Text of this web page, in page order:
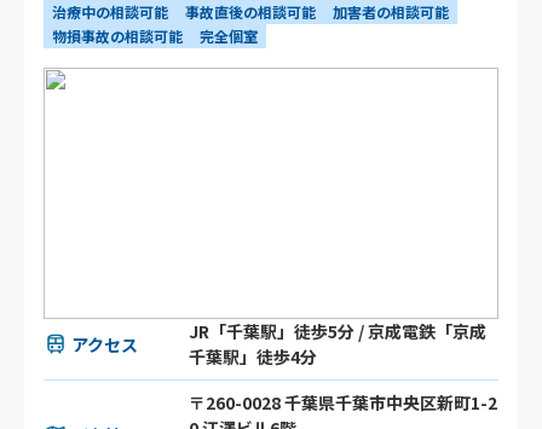
治療中の相談可能
事故直後の相談可能
加害者の相談可能
物損事故の相談可能
完全個室
アクセス
JR「千葉駅」徒歩5分 / 京成電鉄「京成
千葉駅」徒歩4分
〒260-0028 千葉県千葉市中央区新町1-2